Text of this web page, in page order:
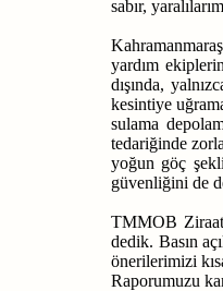
sabır,
yardım
dışında,
kesintiye
sulama
tedariğinde
yoğun göç
güvenliğini de
TMMOB Ziraat
dedik. Basın
önerilerimizi
Raporumuzu